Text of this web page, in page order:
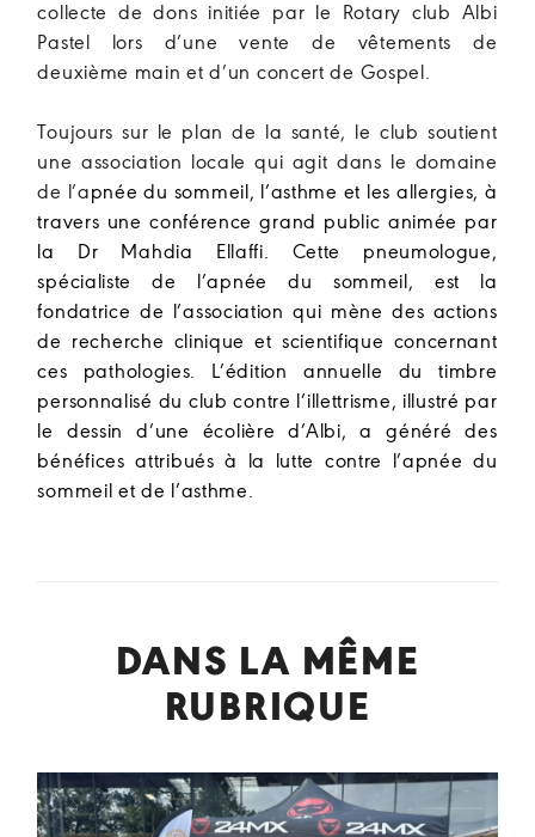
collecte de dons initiée par le Rotary club Albi
Pastel lors d’une vente de vêtements de
deuxième main et d’un concert de Gospel.
Toujours sur le plan de la santé, le club soutient
une association locale qui agit dans le domaine
de l’apnée du sommeil, l’asthme et les allergies, à
travers une conférence grand public animée par
la Dr Mahdia Ellaffi. Cette pneumologue,
spécialiste de l’apnée du sommeil, est la
fondatrice de l’association qui mène des actions
de recherche clinique et scientifique concernant
ces pathologies. L’édition annuelle du timbre
personnalisé du club contre l’illettrisme, illustré par
le dessin d’une écolière d’Albi, a généré des
bénéfices attribués à la lutte contre l’apnée du
sommeil et de l’asthme.
DANS LA MÊME
RUBRIQUE